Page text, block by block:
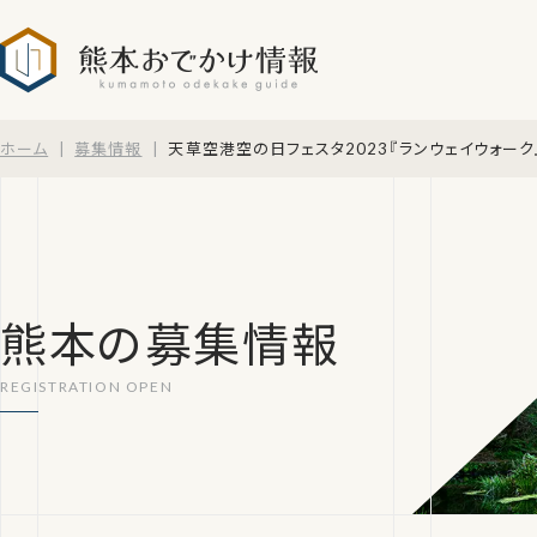
ホーム 募集情報 天草空港空の日フェスタ2023『ランウェイウォーク
熊本の募集情報